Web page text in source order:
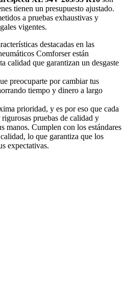
tienen un presupuesto ajustado.
a pruebas exhaustivas y
vigentes.
destacadas en las
Comforser están
calidad que garantizan un desgaste
preocuparte por cambiar tus
tiempo y dinero a largo
prioridad, y es por eso que cada
pruebas de calidad y
manos. Cumplen con los estándares
lo que garantiza que los
expectativas.